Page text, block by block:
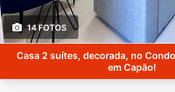
14 FOTOS
Casa 2 suítes, decorada, no
em Capão!